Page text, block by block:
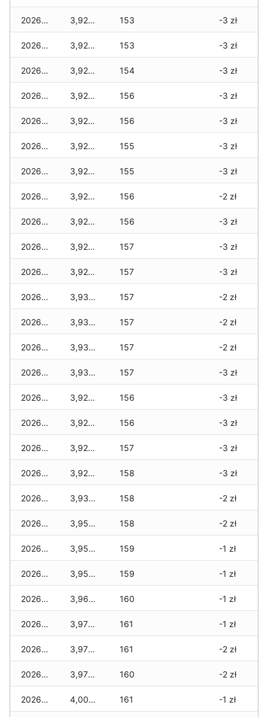
2026-02-10 3,920 zł 153 -3 zł
2026-02-09 3,920 zł 153 -3 zł
2026-02-08 3,920 zł 154 -3 zł
2026-02-07 3,920 zł 156 -3 zł
2026-02-06 3,920 zł 156 -3 zł
2026-02-05 3,920 zł 155 -3 zł
2026-02-04 3,920 zł 155 -3 zł
2026-02-03 3,920 zł 156 -2 zł
2026-02-02 3,920 zł 156 -3 zł
2026-02-01 3,920 zł 157 -3 zł
2026-01-31 3,920 zł 157 -3 zł
2026-01-30 3,930 zł 157 -2 zł
2026-01-29 3,930 zł 157 -2 zł
2026-01-28 3,930 zł 157 -2 zł
2026-01-27 3,930 zł 157 -3 zł
2026-01-26 3,920 zł 156 -3 zł
2026-01-25 3,920 zł 156 -3 zł
2026-01-24 3,920 zł 157 -3 zł
2026-01-23 3,920 zł 158 -3 zł
2026-01-22 3,930 zł 158 -2 zł
2026-01-21 3,950 zł 158 -2 zł
2026-01-20 3,950 zł 159 -1 zł
2026-01-19 3,950 zł 159 -1 zł
2026-01-18 3,960 zł 160 -1 zł
2026-01-17 3,970 zł 161 -1 zł
2026-01-16 3,970 zł 161 -2 zł
2026-01-15 3,970 zł 160 -2 zł
2026-01-14 4,000 zł 161 -1 zł